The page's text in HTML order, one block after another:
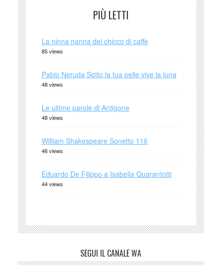
PIÙ LETTI
La ninna nanna del chicco di caffè
85 views
Pablo Neruda Sotto la tua pelle vive la luna
48 views
Le ultime parole di Antigone
48 views
William Shakespeare Sonetto 116
46 views
Eduardo De Filippo a Isabella Quarantotti
44 views
SEGUI IL CANALE WA